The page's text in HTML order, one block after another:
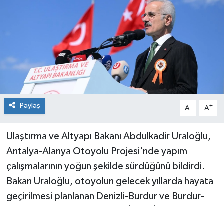
Paylaş A- A+
Ulaştırma ve Altyapı Bakanı Abdulkadir Uraloğlu,
Antalya-Alanya Otoyolu Projesi'nde yapım
çalışmalarının yoğun şekilde sürdüğünü bildirdi.
Bakan Uraloğlu, otoyolun gelecek yıllarda hayata
geçirilmesi planlanan Denizli-Burdur ve Burdur-